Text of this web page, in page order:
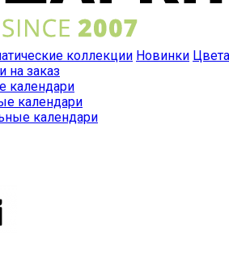
коллекции Новинки Цвета
на заказ
календари
календари
календари